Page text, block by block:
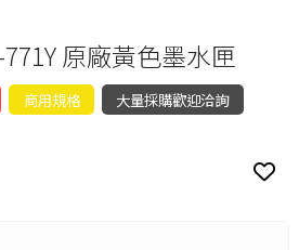
原廠黃色墨水匣
商用規格 大量採購歡迎洽詢